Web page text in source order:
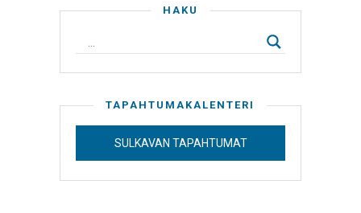
HAKU
TAPAHTUMAKALENTERI
SULKAVAN TAPAHTUMAT